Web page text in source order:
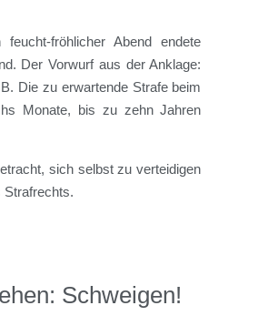
fröhlicher Abend endete
Der Vorwurf aus der Anklage:
Die zu erwartende Strafe beim
Monate, bis zu zehn Jahren
sich selbst zu verteidigen
Strafrechts.
Schweigen!